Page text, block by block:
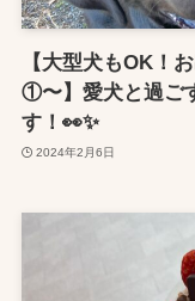
【大型犬もOK！
①〜】愛犬と過ご
す！👀✨
2024年2月6日